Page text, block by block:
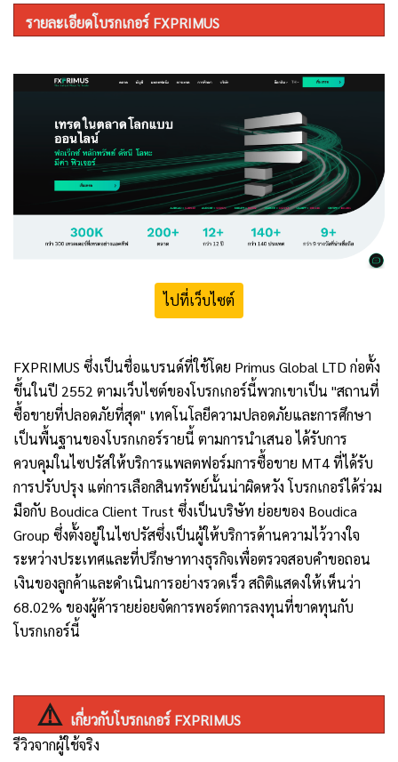
รายละเอียดโบรกเกอร์ FXPRIMUS
ไปที่เว็บไซต์
FXPRIMUS ซึ่งเป็นชื่อแบรนด์ที่ใช้โดย Primus Global LTD ก่อตั้ง
ขึ้นในปี 2552 ตามเว็บไซต์ของโบรกเกอร์นี้พวกเขาเป็น "สถานที่
ซื้อขายที่ปลอดภัยที่สุด" เทคโนโลยีความปลอดภัยและการศึกษา
เป็นพื้นฐานของโบรกเกอร์รายนี้ ตามการนำเสนอ ได้รับการ
ควบคุมในไซปรัสให้บริการแพลตฟอร์มการซื้อขาย MT4ที่ได้รับ
การปรับปรุง แต่การเลือกสินทรัพย์นั้นน่าผิดหวัง โบรกเกอร์ได้ร่วม
มือกับ Boudica Client Trust ซึ่งเป็นบริษัท ย่อยของ Boudica
Group ซึ่งตั้งอยู่ในไซปรัสซึ่งเป็นผู้ให้บริการด้านความไว้วางใจ
ระหว่างประเทศและที่ปรึกษาทางธุรกิจเพื่อตรวจสอบคำขอถอน
เงินของลูกค้าและดำเนินการอย่างรวดเร็ว สถิติแสดงให้เห็นว่า
68.02% ของผู้ค้ารายย่อยจัดการพอร์ตการลงทุนที่ขาดทุนกับ
โบรกเกอร์นี้
⚠️ เกี่ยวกับโบรกเกอร์ FXPRIMUS
รีวิวจากผู้ใช้จริง